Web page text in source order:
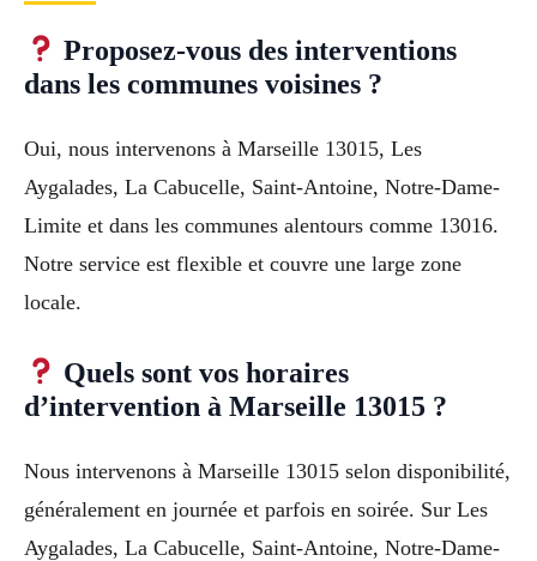
Proposez-vous des interventions
dans les communes voisines ?
Oui, nous intervenons à Marseille 13015, Les
Aygalades, La Cabucelle, Saint-Antoine, Notre-Dame-
Limite et dans les communes alentours comme 13016.
Notre service est flexible et couvre une large zone
locale.
Quels sont vos horaires
d’intervention à Marseille 13015 ?
Nous intervenons à Marseille 13015 selon disponibilité,
généralement en journée et parfois en soirée. Sur Les
Aygalades, La Cabucelle, Saint-Antoine, Notre-Dame-